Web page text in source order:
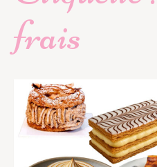
frais